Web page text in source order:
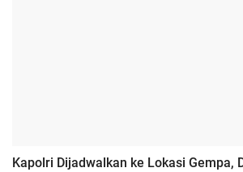
Kapolri Dijadwalkan ke Lokasi Gempa,